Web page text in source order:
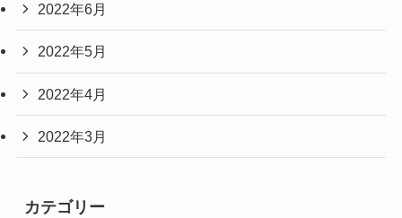
2022年6月
2022年5月
2022年4月
2022年3月
カテゴリー